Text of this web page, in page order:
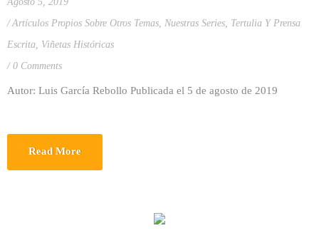
Artículos Propios Sobre Otros Temas, Nuestras Series, Tertulia Y Prensa
Escrita, Viñetas Históricas
0 Comments
Autor: Luis García Rebollo Publicada el 5 de agosto de 2019
Read More